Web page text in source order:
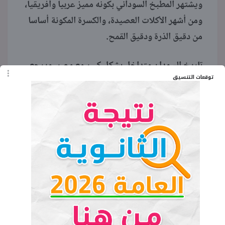
توقعات التنسيق
ويشتهر المطبخ السوداني بكونه مميز عربيا وأفريقيا،
ومن أشهر الأكلات العصيدة، والكسرة المكونة أساسا
من دقيق الذرة ودقيق القمح.
تاريخ السودان متداخل بشكل كبير مع مصر، ويرجع
استوطان الإنسان للسودان منذ 5000 سنة قبل
الميلاد، وتشير المراجع التاريخية إلى أن حكام مصر
في عهد الأسرة الخامسة والعشرين كانوا من أصول
سودانية، ومن أشهر ملوكها طهراقة وبعنخي.
الزراعة مورد رئيسي
تعتبر الزراعة هي المورد الرئيسي في السودان، حيث
يعمل بها أكثر من 61% من السكان، وتصل مساحة